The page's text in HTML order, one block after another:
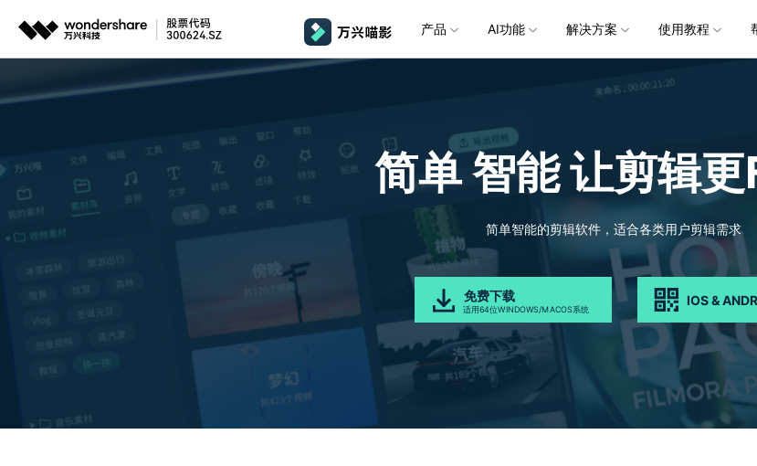
推荐产品
AIGC数字创意
万兴剧厂
AI驱动的一站式精品影视内容创作平台
万兴天幕
Wondershare SelfyzAI
万兴图示
一站式办公绘图利器
基于云的跨端思维导图软件
文档创意
万兴PDF
秒会的全能PDF编辑神器
万兴HiPDF
一站式在线PDF解决方案
万兴恢复
简单高效的
万兴易修
视频/照片修
政企服务
代理商
客户案例
数字文档
创意绘图
视频创意
行业应用
交通运输
金融&银行
新闻中心
新闻动态
关于万兴
社会责任
投资者关系
供应商合作
加入我们
产品
桌面版 Windows 版本
MacOS 版本
HarmonyOS 版本
移动端 iOS & Android 版本
视频
关键帧
NEW
平面追踪 NEW
音频
高光卡点
音频闪避
音视频同步
发现更多功能 >
免费下载
AI功能
AI 提效
所有人工智能工具 >
AI 文本转视频 NEW
AI 图生视频 NEW
AI 绘画
AI 视频续写 NEW
AI 生
文字转
AI 音
免费下载
解决方案
商用无忧
全新AI灵感加速器，提升团队协作效率，全
方位赋能商业视频创作过程
党政宣传
快速打造高级大气的党政宣传片
轻松制作有颜有料的知识教程
新闻传媒
一键输出专业精良的资讯报道
电商运营
批量生产高转化率的带货营销视频
自媒体创作
快人一步剪辑高流量的爆款视频
使用教程
基础教学
自制教程
视频抠图
音频剪辑
文本字幕
颜色编辑
影视娱乐
娱乐剪辑
影视制作
游戏电竞
教育培训
学校教育
企业培训
节日庆典
婚礼视频
生日聚会
广告宣传
日常视频
生活Vlog
常见问题
排除产品使用故障
设备支持
了解支持的系统、CPU和GPU信息
产品社区
在线社区，与产品经理 1 v 1
版本日志
了解最新迭代信息，体
了解AI 积分消耗规则
授权说明
万兴素材
免费下载
简单 智能让剪辑更
简单智能的剪辑软件，适合各类用户剪辑需求
免费下载
适用64位WINDOWS/MACOS系统
IOS &